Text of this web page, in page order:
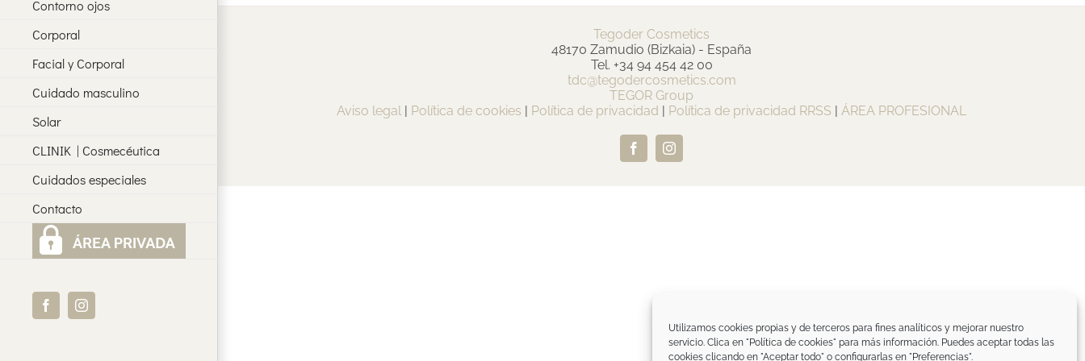
Utilizamos cookies propias y de terceros para fines analíticos y mejorar nuestro
servicio. Clica en "Política de cookies" para más información. Puedes aceptar todas las
cookies clicando en "Aceptar todo" o configurarlas en "Preferencias".
Contorno ojos
Corporal
Facial y Corporal
Cuidado masculino
Solar
CLINIK | Cosmecéutica
Cuidados especiales
Contacto
FacebookInstagram
Tegoder Cosmetics
48170 Zamudio (Bizkaia) - España
Tel. +34 94 454 42 00
tdc@tegodercosmetics.com
TEGOR Group
Aviso legal | Política de cookies | Política de privacidad | Política de privacidad RRSS | ÁREA PROFESIONAL
FacebookInstagram